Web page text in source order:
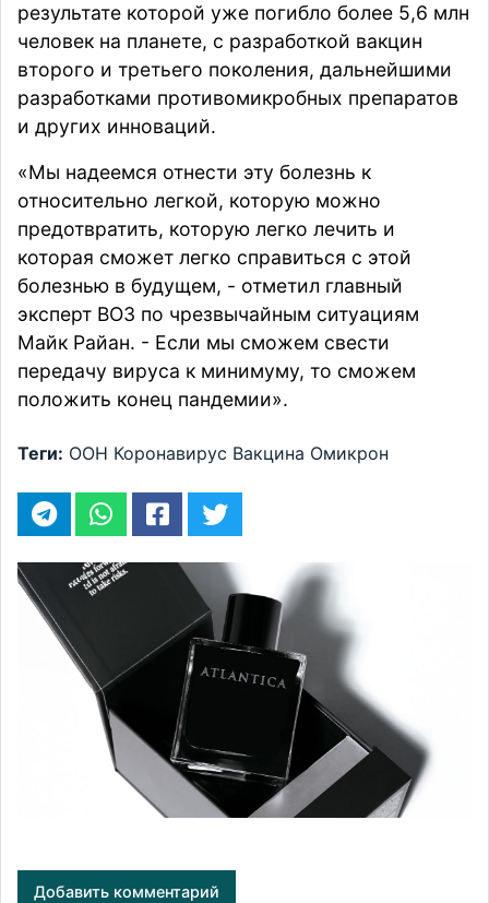
результате которой уже погибло более 5,6 млн
человек на планете, с разработкой вакцин
второго и третьего поколения, дальнейшими
разработками противомикробных препаратов
и других инноваций.
«Мы надеемся отнести эту болезнь к
относительно легкой, которую можно
предотвратить, которую легко лечить и
которая сможет легко справиться с этой
болезнью в будущем, - отметил главный
эксперт ВОЗ по чрезвычайным ситуациям
Майк Райан. - Если мы сможем свести
передачу вируса к минимуму, то сможем
положить конец пандемии».
Теги: ООН Коронавирус Вакцина Омикрон
Добавить комментарий